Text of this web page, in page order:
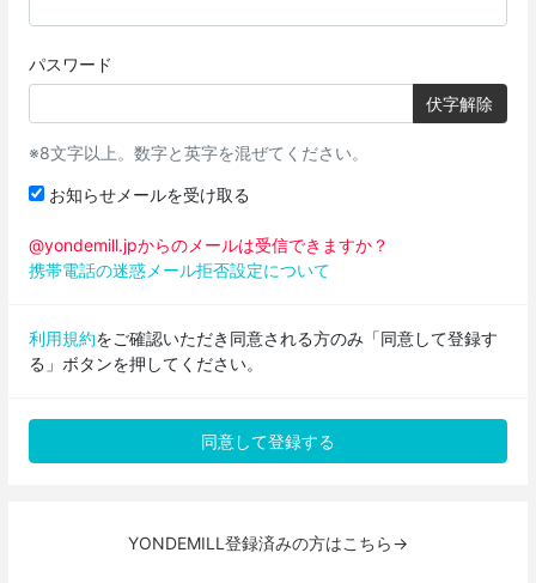
パスワード
伏字解除
※8文字以上。数字と英字を混ぜてください。
お知らせメールを受け取る
@yondemill.jpからのメールは受信できますか？
携帯電話の迷惑メール拒否設定について
利用規約をご確認いただき同意される方のみ「同意して登録す
る」ボタンを押してください。
YONDEMILL登録済みの方はこちら→